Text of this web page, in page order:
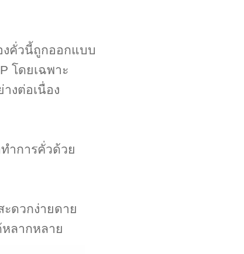
งคั่วนี้ถูกออกแบบ
โดยเฉพาะ
งต่อเนื่อง
ำการคั่วด้วย
ะดวกง่ายดาย
หลากหลาย